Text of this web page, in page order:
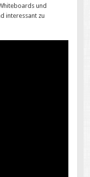
und
interessant zu